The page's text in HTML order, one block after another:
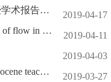
蓝海论坛第33期David A. Weitz教授学术报告成功举行
2019-04-17
蓝海论坛第33期：Pore-scale studies of flow in porous media
2019-04-11
2019-04-03
蓝海论坛第32期：What does the Miocene teach us about future climate change?
2019-03-27